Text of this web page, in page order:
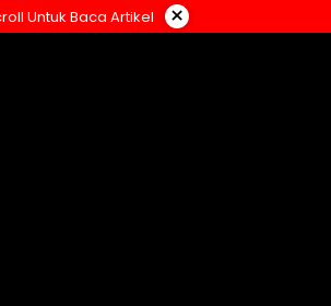
Untuk Baca Artikel ×